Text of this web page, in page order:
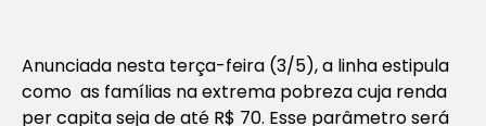
Anunciada nesta terça-feira (3/5), a linha estipula
como as famílias na extrema pobreza cuja renda
per capita seja de até R$ 70. Esse parâmetro será